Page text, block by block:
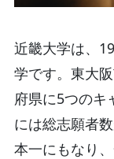
近畿大学は、
学です。東大
府県に5つのキ
には総志願者
本一にもなり